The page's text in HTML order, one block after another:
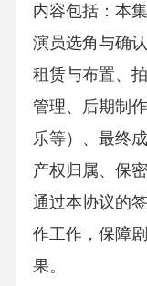
内容包括：本
演员选角与确
租赁与布置、
管理、后期制
乐等）、最终
产权归属、保
通过本协议的
作工作，保障
果。